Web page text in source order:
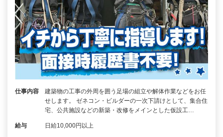
仕事内容
建築物の工事の外周を囲う足場の組立や解体作業などをお任
せします。 ゼネコン・ビルダーの一次下請けとして、集合住
宅、公共施設などの新築・改修をメインとした仮設工…
給与 日給10,000円以上